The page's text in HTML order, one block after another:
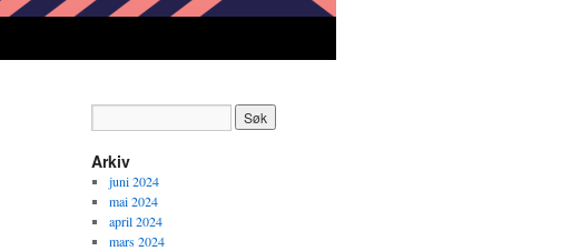
Arkiv
juni 2024
mai 2024
april 2024
mars 2024